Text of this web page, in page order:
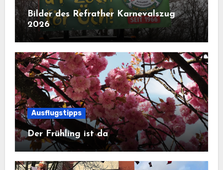
Bilder des Refrather Karnevalszug
2026
Ausflugstipps
Der Frühling ist da